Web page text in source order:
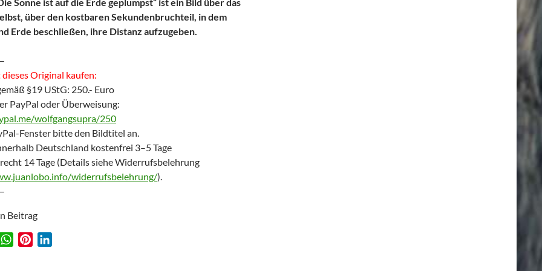
über den kostbaren Sekundenbruchteil, in dem
Erde beschließen, ihre Distanz aufzugeben.
Original kaufen:
§19 UStG: 250.- Euro
PayPal oder Überweisung:
wolfgangsupra/250
Fenster bitte den Bildtitel an.
Deutschland kostenfrei 3–5 Tage
14 Tage (Details siehe Widerrufsbelehrung
widerrufsbelehrung/).
Beitrag
W